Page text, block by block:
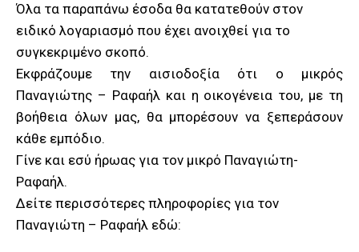
Όλα τα παραπάνω έσοδα θα κατατεθούν στον
ειδικό λογαριασμό που έχει ανοιχθεί για το
συγκεκριμένο σκοπό.
Εκφράζουμε την αισιοδοξία ότι ο μικρός
Παναγιώτης – Ραφαήλ και η οικογένεια του, με τη
βοήθεια όλων μας, θα μπορέσουν να ξεπεράσουν
κάθε εμπόδιο.
Γίνε και εσύ ήρωας για τον μικρό Παναγιώτη-
Ραφαήλ.
Δείτε περισσότερες πληροφορίες για τον
Παναγιώτη – Ραφαήλ εδώ: